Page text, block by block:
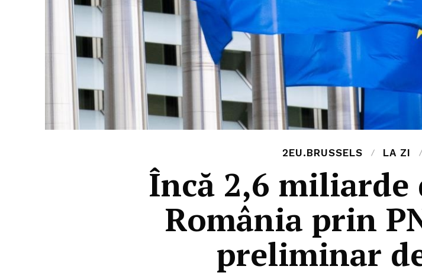
2EU.BRUSSELS LA ZI
Încă 2,6 miliarde
România prin
preliminar